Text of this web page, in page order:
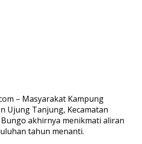
– Masyarakat Kampung
Ujung Tanjung, Kecamatan
akhirnya menikmati aliran
tahun menanti.